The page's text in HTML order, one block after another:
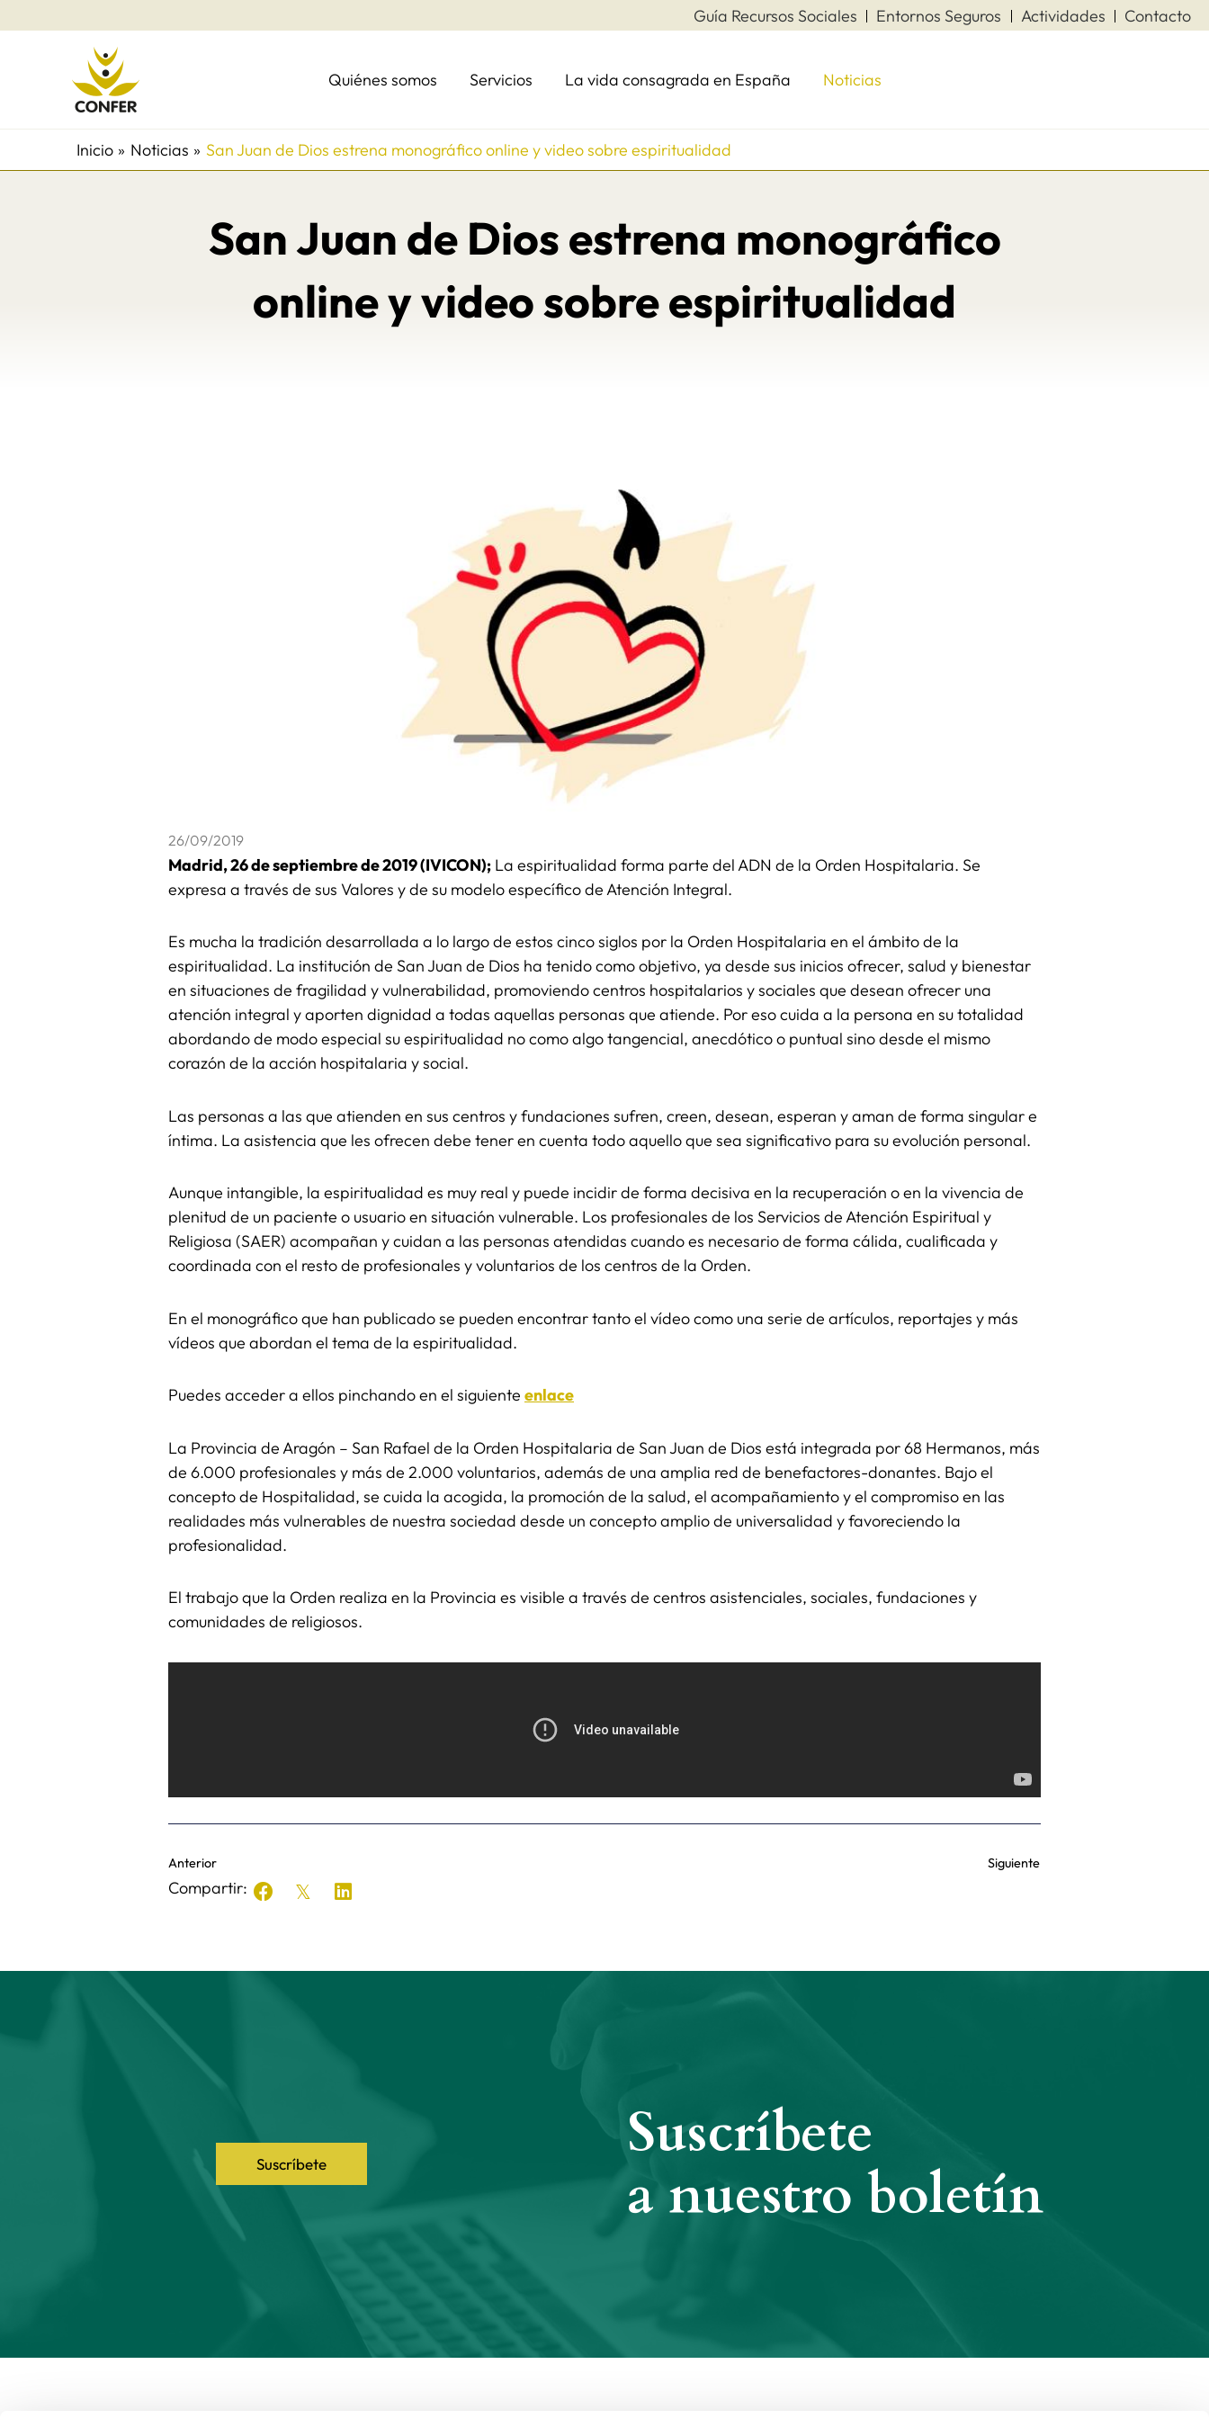
al
Guía Recursos Sociales Entornos Seguros Actividades Contacto
Quiénes somos Servicios La vida consagrada en España Noticias
Inicio Noticias San Juan de Dios estrena monográfico online y video sobre espiritualidad
San Juan de Dios estrena monográfico
online y video sobre espiritualidad
26/09/2019
Madrid, 26 de septiembre de 2019 (IVICON); La espiritualidad forma parte del ADN de la Orden Hospitalaria. Se
expresa a través de sus Valores y de su modelo específico de Atención Integral.
Es mucha la tradición desarrollada a lo largo de estos cinco siglos por la Orden Hospitalaria en el ámbito de la
espiritualidad. La institución de San Juan de Dios ha tenido como objetivo, ya desde sus inicios ofrecer, salud y bienestar
en situaciones de fragilidad y vulnerabilidad, promoviendo centros hospitalarios y sociales que desean ofrecer una
atención integral y aporten dignidad a todas aquellas personas que atiende. Por eso cuida a la persona en su totalidad
abordando de modo especial su espiritualidad no como algo tangencial, anecdótico o puntual sino desde el mismo
corazón de la acción hospitalaria y social.
Las personas a las que atienden en sus centros y fundaciones sufren, creen, desean, esperan y aman de forma singular e
íntima. La asistencia que les ofrecen debe tener en cuenta todo aquello que sea significativo para su evolución personal.
Aunque intangible, la espiritualidad es muy real y puede incidir de forma decisiva en la recuperación o en la vivencia de
plenitud de un paciente o usuario en situación vulnerable. Los profesionales de los Servicios de Atención Espiritual y
Religiosa (SAER) acompañan y cuidan a las personas atendidas cuando es necesario de forma cálida, cualificada y
coordinada con el resto de profesionales y voluntarios de los centros de la Orden.
En el monográfico que han publicado se pueden encontrar tanto el vídeo como una serie de artículos, reportajes y más
vídeos que abordan el tema de la espiritualidad.
Puedes acceder a ellos pinchando en el siguiente enlace
La Provincia de Aragón – San Rafael de la Orden Hospitalaria de San Juan de Dios está integrada por 68 Hermanos, más
de 6.000 profesionales y más de 2.000 voluntarios, además de una amplia red de benefactores-donantes. Bajo el
concepto de Hospitalidad, se cuida la acogida, la promoción de la salud, el acompañamiento y el compromiso en las
realidades más vulnerables de nuestra sociedad desde un concepto amplio de universalidad y favoreciendo la
profesionalidad.
El trabajo que la Orden realiza en la Provincia es visible a través de centros asistenciales, sociales, fundaciones y
comunidades de religiosos.
Anterior Siguiente
Compartir:
Suscríbete
Suscríbete
a nuestro boletín